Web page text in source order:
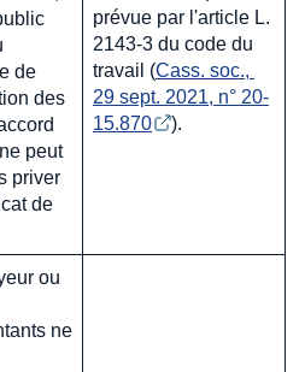
de
des
peut
priver
de
prévue par l'article L.
2143-3 du code du
travail (Cass. soc.,
29 sept. 2021, n° 20-
15.870
).
ou
ne